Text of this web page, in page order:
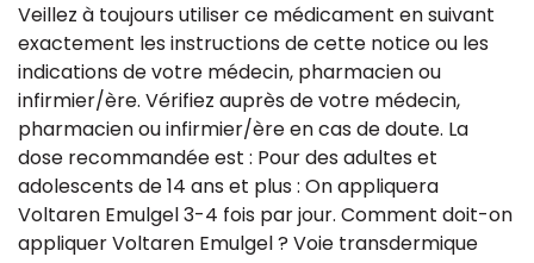
Veillez à toujours utiliser ce médicament en suivant
exactement les instructions de cette notice ou les
indications de votre médecin, pharmacien ou
infirmier/ère. Vérifiez auprès de votre médecin,
pharmacien ou infirmier/ère en cas de doute. La
dose recommandée est : Pour des adultes et
adolescents de 14 ans et plus : On appliquera
Voltaren Emulgel 3-4 fois par jour. Comment doit-on
appliquer Voltaren Emulgel ? Voie transdermique